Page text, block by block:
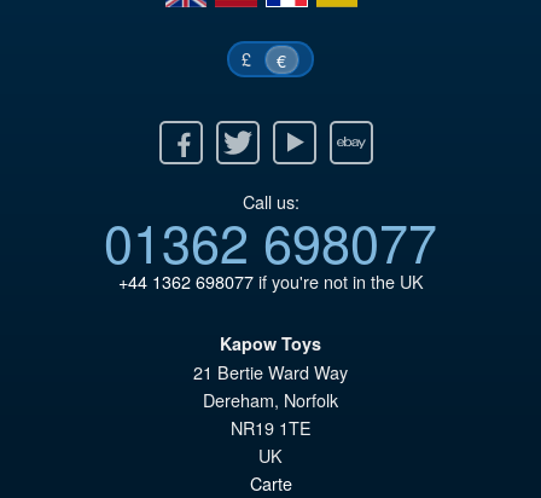
£ €
Twitter Youtube Ebay
Call us:
01362 698077
+44 1362 698077if you're not in the UK
Kapow Toys
21 Bertie Ward Way
Dereham, Norfolk
NR19 1TE
UK
Carte